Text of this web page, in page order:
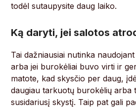
todėl sutaupysite daug laiko.
Ką daryti, jei salotos
Tai dažniausiai nutinka
arba jei burokėliai buvo virti ir
matote, kad skysčio per daug,
daugiau tarkuotų burokėlių arba
susidariusį skystį. Taip pat gali